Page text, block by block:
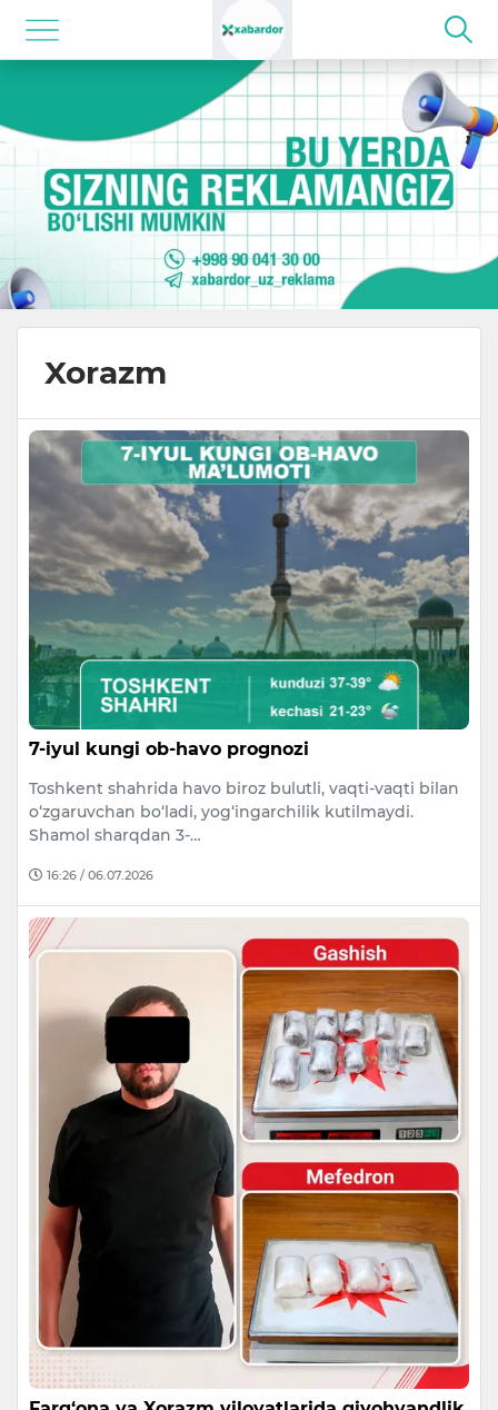
Xorazm
7-iyul kungi ob-havo prognozi
Toshkent shahrida havo biroz bulutli, vaqti-vaqti bilan
o‘zgaruvchan bo‘ladi, yog‘ingarchilik kutilmaydi.
Shamol sharqdan 3-…
16:26 / 06.07.2026